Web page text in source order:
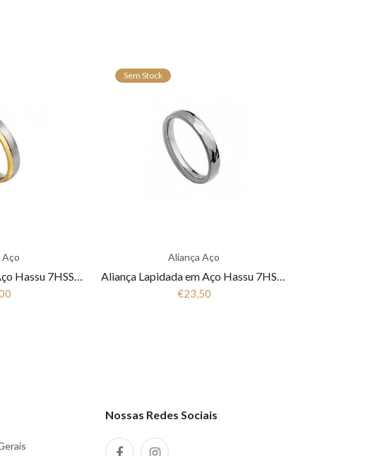
Aço
Aliança Bicolor em Aço Hassu 7HSS010147
Sem Stock
Aliança Aço
Aliança Lapidada em Aço Hassu 7HSS010144
€23,50
Nossas Redes Sociais